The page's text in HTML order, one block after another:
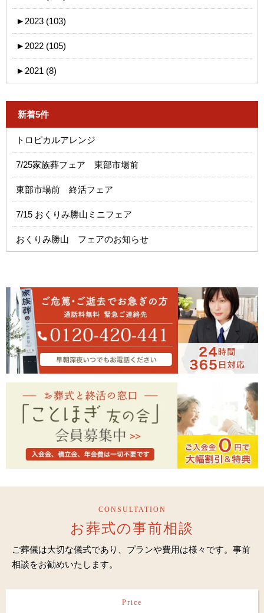
► 2023 (103)
► 2022 (105)
► 2021 (8)
新着5件
トロピカルアレンジ
7/25家族葬フェア 東部市場前
東部市場前 終活フェア
7/15 おくりみ勝山ミニフェア
おくりみ勝山 フェアのお知らせ
CONSULTATION
お葬式の事前相談
ご葬儀は大切な儀式であり、プランや費用は様々です。事前
相談をお勧めいたします。
Price